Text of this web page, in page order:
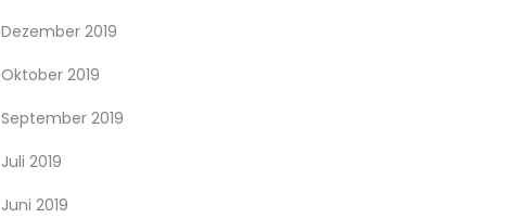
Dezember 2019
Oktober 2019
September 2019
Juli 2019
Juni 2019